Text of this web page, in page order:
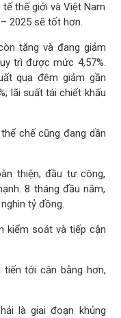
thế giới và Việt Nam
2025 sẽ tốt hơn.
tăng và đang giảm
trì được mức 4,57%.
qua đêm giảm gần
lãi suất tái chiết khấu
chế cũng đang dần
thiện; đầu tư công,
8 tháng đầu năm,
tỷ đồng.
kiểm soát và tiếp cận
tới cân bằng hơn,
là giai đoạn khủng